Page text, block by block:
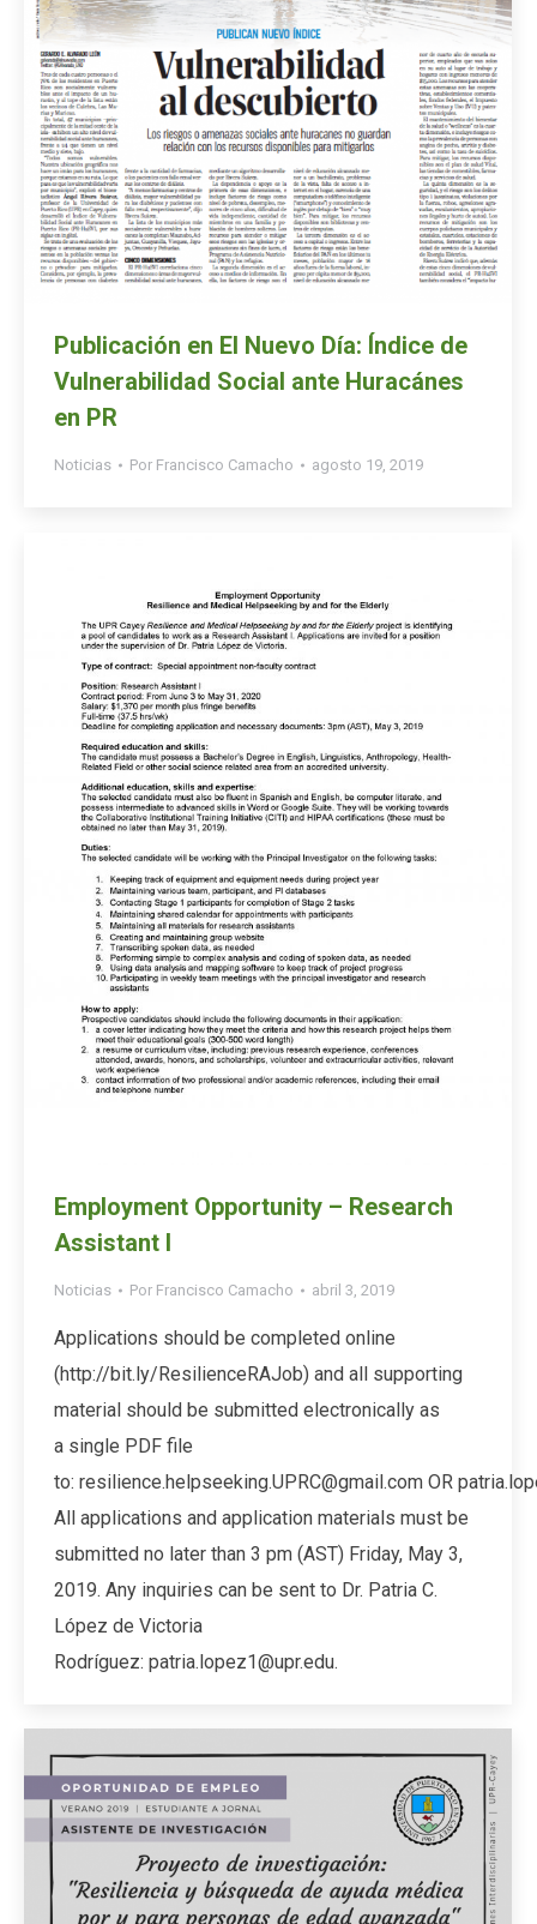
Publicación en El Nuevo Día: Índice de
Vulnerabilidad Social ante Huracánes
en PR
Noticias Por Francisco Camacho agosto 19, 2019
Employment Opportunity – Research
Assistant I
Noticias Por Francisco Camacho abril 3, 2019
Applications should be completed online
(http://bit.ly/ResilienceRAJob) and all supporting
material should be submitted electronically as
a single PDF file
to: resilience.helpseeking.UPRC@gmail.com OR
All applications and application materials must be
submitted no later than 3 pm (AST) Friday, May 3,
2019. Any inquiries can be sent to Dr. Patria C.
López de Victoria
Rodríguez: patria.lopez1@upr.edu.